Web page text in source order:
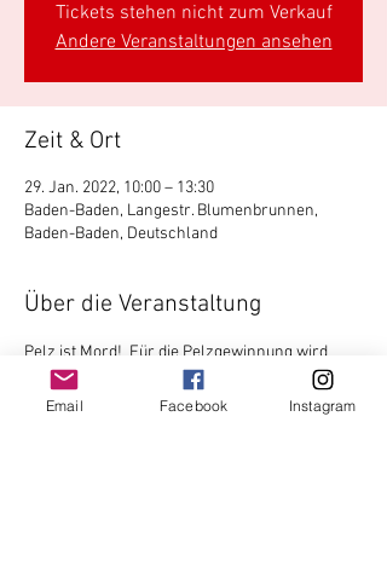
Tickets stehen nicht zum Verkauf
Andere Veranstaltungen ansehen
Zeit & Ort
29. Jan. 2022, 10:00 – 13:30
Baden-Baden, Langestr. Blumenbrunnen,
Baden-Baden, Deutschland
Über die Veranstaltung
Pelz ist Mord!  Für die Pelzgewinnung wird
dem Tier die Haut abgezogen. Diese wird zu
Bekleidung und Accessoires verarbeitet. Nerze
Email Facebook Instagram